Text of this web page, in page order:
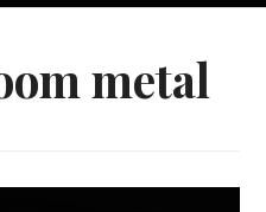
metal